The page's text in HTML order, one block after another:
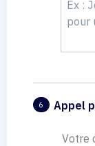
6 Appel
Votre